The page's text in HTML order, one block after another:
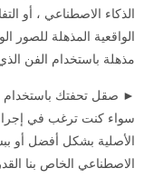
الذكاء الاصطناعي ، أو
مذهلة باستخدام الفن
► صقل تحفتك باستخدام
سواء كنت ترغب في
الأصلية بشكل أفضل أو